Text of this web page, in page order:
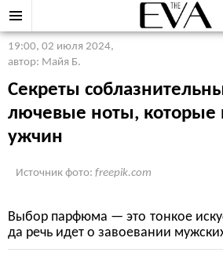
19:00, 02 июля 2024,
автор: Майя Б.
Секреты
лючевые ноты, которые
ужчин
Источник фото: freepik.com
Выбор парфюма — это тонкое
да речь идет о завоевании